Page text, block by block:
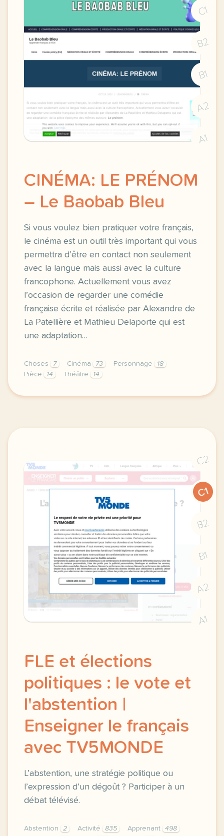
C1
B2
B1
A2
A1
CINÉMA: LE PRÉNOM
– Le Baobab Bleu
Si vous voulez bien pratiquer votre français,
le cinéma est un outil très important qui vous
permettra d’être en contact non seulement
avec la langue mais aussi avec la culture
francophone. Actuellement vous avez
l’occasion de regarder une comédie
française écrite et réalisée par Alexandre de
La Patellière et Mathieu Delaporte qui est
une adaptation…
Choses 7 Cinéma 73 Personnage
18
Pièce
14 Théâtre 14
image pose mag frsi vous voulez bien pratiquer
C2
C1
B2
B1
A2
A1
FLE et élections
politiques : le vote et
l'abstention |
Enseigner le français
avec TV5MONDE
L’abstention, une stratégie politique ou
l’expression d’un dégoût ? Participer à un
débat télévisé.
Abstention 2 Activité 835 Apprenant
498